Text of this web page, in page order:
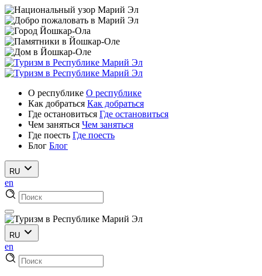
О республике О республике
Как добраться Как добраться
Где остановиться Где остановиться
Чем заняться Чем заняться
Где поесть Где поесть
Блог Блог
RU
en
RU
en